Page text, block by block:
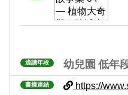
適讀年段 幼兒園 低年
書摘連結 https://